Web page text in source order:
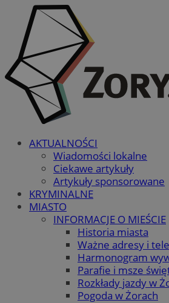
AKTUALNOŚCI
Wiadomości lokalne
Ciekawe artykuły
Artykuły sponsorowane
KRYMINALNE
MIASTO
INFORMACJE O MIEŚCIE
Historia miasta
Ważne adresy i
Harmonogram
Parafie i msze
Rozkłady jazdy w
Pogoda w Żorach